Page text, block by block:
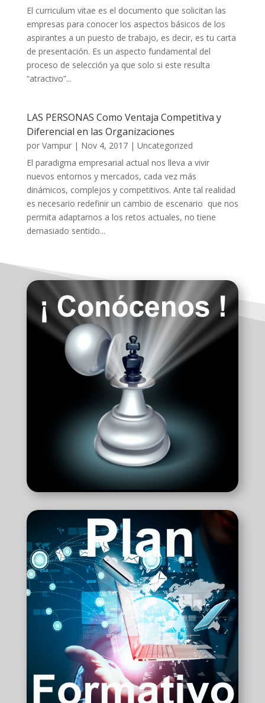
El curriculum vitae es el documento que solicitan las
empresas para conocer los aspectos básicos de los
aspirantes a un puesto de trabajo, es decir, es tu carta
de presentación. Es un aspecto fundamental del
proceso de selección ya que solo si este resulta
“atractivo”...
LAS PERSONAS Como Ventaja Competitiva y
Diferencial en las Organizaciones
por Vampur| Nov 4, 2017| Uncategorized
El paradigma empresarial actual nos lleva a vivir
nuevos entornos y mercados, cada vez más
dinámicos, complejos y competitivos. Ante tal realidad
es necesario redefinir un cambio de escenario que nos
permita adaptarnos a los retos actuales, no tiene
demasiado sentido...